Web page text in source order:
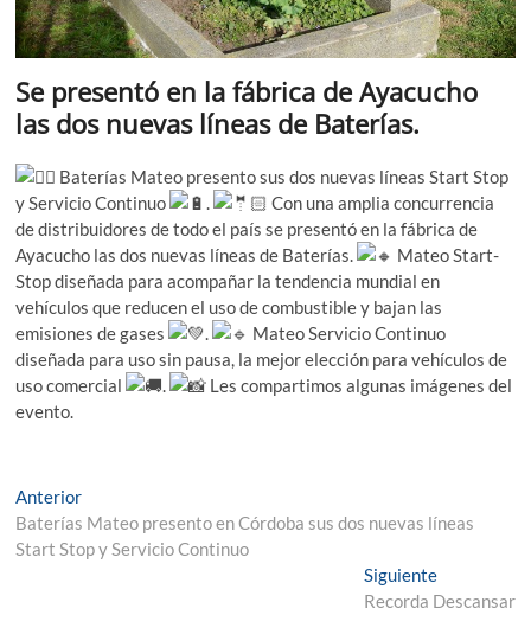
Se presentó en la fábrica de Ayacucho
las dos nuevas líneas de Baterías.
Baterías Mateo presento sus dos nuevas líneas Start Stop
y Servicio Continuo
.
Con una amplia concurrencia
de distribuidores de todo el país se presentó en la fábrica de
Ayacucho las dos nuevas líneas de Baterías.
Mateo Start-
Stop diseñada para acompañar la tendencia mundial en
vehículos que reducen el uso de combustible y bajan las
emisiones de gases
.
Mateo Servicio Continuo
diseñada para uso sin pausa, la mejor elección para vehículos de
uso comercial
.
Les compartimos algunas imágenes del
evento.
Navegación
de
AnteriorEntrada
anterior:
Baterías Mateo presento en Córdoba sus dos nuevas líneas
Start Stop y Servicio Continuo
SiguienteEntrada
siguiente:
Recorda Descansar